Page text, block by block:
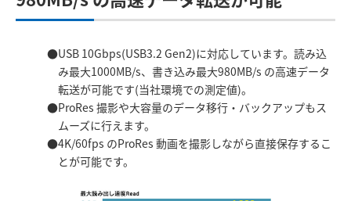
USB 10Gbps(USB3.2 Gen2)に対応しています。読み込
み最大1000MB/s、書き込み最大980MB/s の高速データ
転送が可能です(当社環境での測定値)。
ProRes 撮影や大容量のデータ移行・バックアップもス
ムーズに行えます。
4K/60fps のProRes 動画を撮影しながら直接保存するこ
とが可能です。